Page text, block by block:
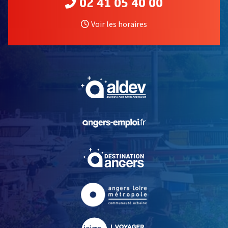
02 41 05 40 00
Voir les horaires
, Ouvre une nouvelle
, Ouvre une nouvelle